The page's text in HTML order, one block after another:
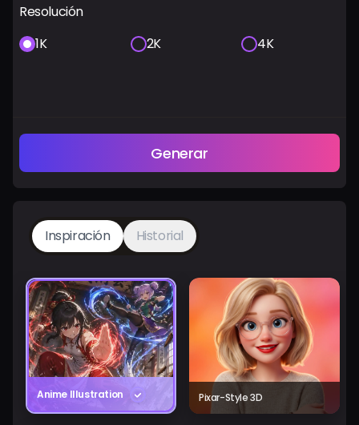
Resolución
1K
2K 4K
Generar
Inspiración Historial
Anime Illustration Pixar-Style 3D